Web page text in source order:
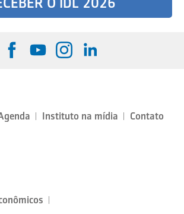
Instituto na mídia
Contato